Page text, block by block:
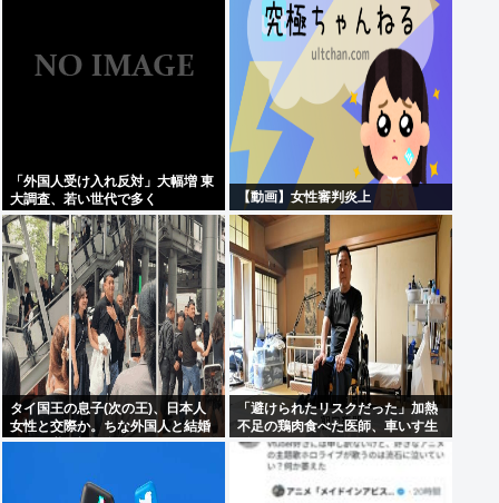
「外国人受け入れ反対」大幅増 東
大調査、若い世代で多く
【動画】女性審判炎上
タイ国王の息子(次の王)、日本人
女性と交際か。ちな外国人と結婚
すれば継承権剥奪
「避けられたリスクだった」加熱
不足の鶏肉食べた医師、車いす生
活に